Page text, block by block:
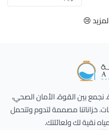
😢
نجمع بين القوة، الأمان الصحي،
خزاناتنا مصممة لتدوم وتتحمل
نقية لك ولعائلتك.